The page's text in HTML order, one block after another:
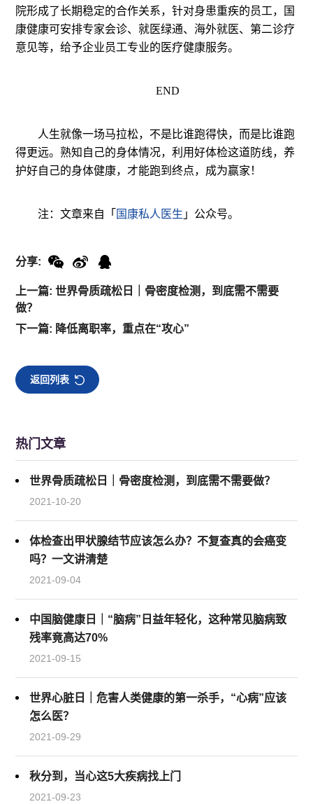
院形成了长期稳定的合作关系，针对身患重疾的员工，国
康健康可安排专家会诊、就医绿通、海外就医、第二诊疗
意见等，给予企业员工专业的医疗健康服务。
END
人生就像一场马拉松，不是比谁跑得快，而是比谁跑
得更远。熟知自己的身体情况，利用好体检这道防线，养
护好自己的身体健康，才能跑到终点，成为赢家！
注：文章来自「 国康私人医生 」公众号。
上一篇: 世界骨质疏松日｜骨密度检测，到底需不需要
做？
下一篇: 降低离职率，重点在“攻心”
分享:
返回列表
热门文章
世界骨质疏松日｜骨密度检测，到底需不需要做？
2021-10-20
体检查出甲状腺结节应该怎么办？不复查真的会癌变
吗？一文讲清楚
2021-09-04
中国脑健康日｜“脑病”日益年轻化，这种常见脑病致
残率竟高达70%
2021-09-15
世界心脏日｜危害人类健康的第一杀手，“心病”应该
怎么医？
2021-09-29
秋分到，当心这5大疾病找上门
2021-09-23